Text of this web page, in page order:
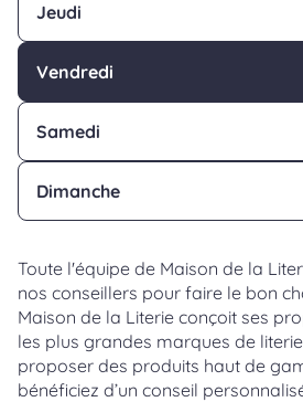
Jeudi
Vendredi
Samedi
Dimanche
Toute l'équipe de Maison de la
nos conseillers pour faire le bon
Maison de la Literie conçoit ses
les plus grandes marques de
proposer des produits haut de
bénéficiez d’un conseil